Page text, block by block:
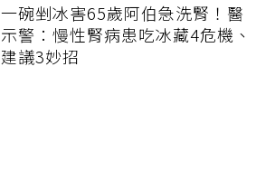
一碗剉冰害65歲阿伯急洗腎！醫
示警：慢性腎病患吃冰藏4危機、
建議3妙招